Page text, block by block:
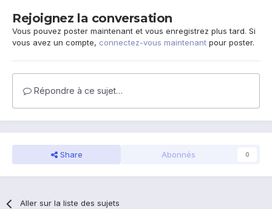
Rejoignez la conversation
Vous pouvez poster maintenant et vous enregistrez plus tard. Si
vous avez un compte, connectez-vous maintenant pour poster.
Répondre à ce sujet…
Share Abonnés 0
Aller sur la liste des sujets